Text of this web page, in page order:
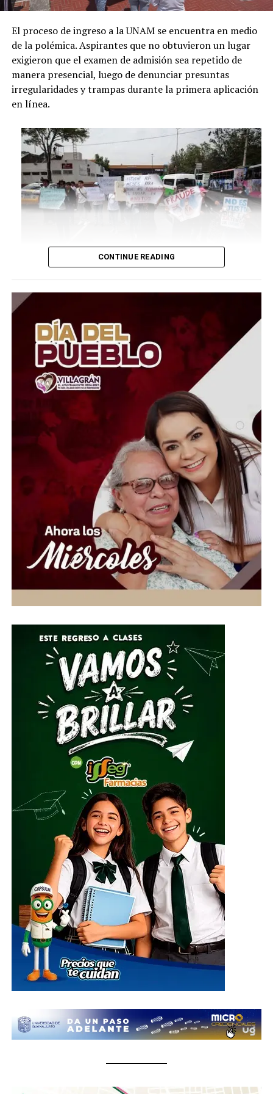
El proceso de ingreso a la UNAM se encuentra en medio
de la polémica. Aspirantes que no obtuvieron un lugar
exigieron que el examen de admisión sea repetido de
manera presencial, luego de denunciar presuntas
irregularidades y trampas durante la primera aplicación
en línea.
haya permitido posibles ventajas indebidas, incluyendo
el uso de herramientas tecnológicas para responder la
prueba. La controversia creció luego de que se
detectaran anomalías y circularan señalamientos sobre
posibles prácticas para burlar los mecanismos de
vigilancia.
Ante esta situación, la UNAM creó una Comisión Técnica
para revisar las pruebas y determinar qué ocurrió. La
universidad también suspendió temporalmente el
proceso de inscripciones mientras analiza las
irregularidades y busca establecer un mecanismo que
permita dar certeza a los aspirantes.
Ahora, los jóvenes piden que la solución sea un nuevo
examen presencial y bajo condiciones iguales para todos.
La UNAM deberá determinar si se repite la prueba o si
existen otras medidas para identificar los casos
sospechosos, mientras crece la presión para garantizar
que el ingreso a la máxima casa de estudios sea
CONTINUE READING